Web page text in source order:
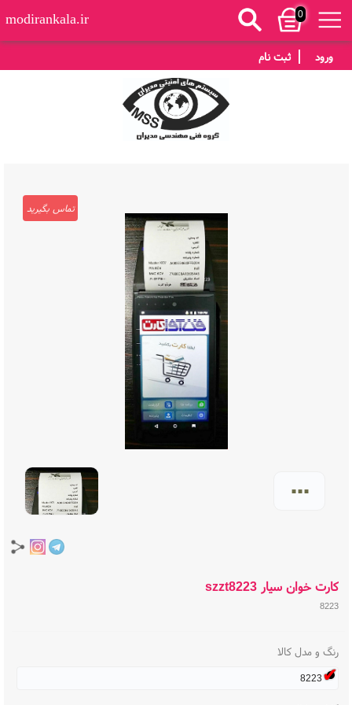
0
modirankala.ir
ورود ثبت نام
تماس بگیرید
...
کارت خوان سیار szzt8223
8223
رنگ و مدل کالا
8223